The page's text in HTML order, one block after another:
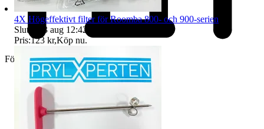
Företag
4X Högeffektivt filter för Roomba 800- och 900-serien
Sluttid
13 aug 12:42
Pris:123 kr,Köp nu.